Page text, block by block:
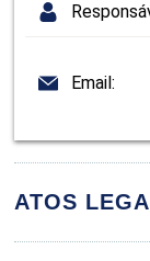
Email:
ATOS